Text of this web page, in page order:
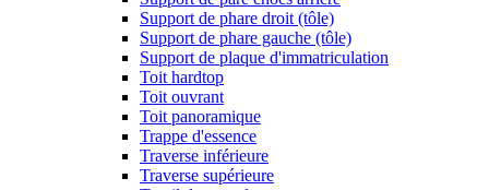
Support de phare droit (tôle)
Support de phare gauche (tôle)
Support de plaque d'immatriculation
Toit hardtop
Toit ouvrant
Toit panoramique
Trappe d'essence
Traverse inférieure
Traverse supérieure